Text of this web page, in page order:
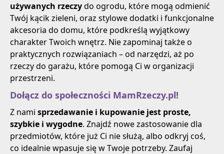
używanych rzeczydo ogrodu, które mogą odmienić
Twój kącik zieleni, oraz stylowe dodatki i funkcjonalne
akcesoria do domu, które podkreślą wyjątkowy
charakter Twoich wnętrz. Nie zapominaj także o
praktycznych rozwiązaniach – od narzędzi, aż po
rzeczy do garażu, które pomogą Ci w organizacji
przestrzeni.
Dołącz do społeczności MamRzeczy.pl!
Z nami sprzedawanie i kupowanie jest proste,
szybkie i wygodne. Znajdź nowe zastosowanie dla
przedmiotów, które już Ci nie służą, albo odkryj coś,
co idealnie wpasuje się w Twoje potrzeby. Zaufaj